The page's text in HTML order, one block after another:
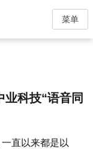
菜单
科技“语音同
直以来都是以